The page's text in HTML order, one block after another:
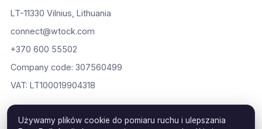
LT-11330 Vilnius, Lithuania
connect@wtock.com
+370 600 55502
Company code: 307560499
VAT: LT100019904318
Używamy plików cookie do pomiaru ruchu i ulepszania